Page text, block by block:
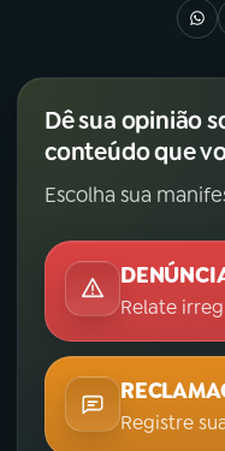
Dê sua opinião
conteúdo que
Escolha sua
Relate
Registre